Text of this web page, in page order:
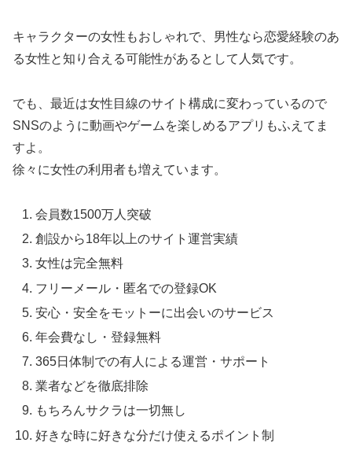
キャラクターの女性もおしゃれで、男性なら恋愛経験のあ
る女性と知り合える可能性があるとして人気です。
でも、最近は女性目線のサイト構成に変わっているので
SNSのように動画やゲームを楽しめるアプリもふえてま
すよ。
徐々に女性の利用者も増えています。
会員数1500万人突破
創設から18年以上のサイト運営実績
女性は完全無料
フリーメール・匿名での登録OK
安心・安全をモットーに出会いのサービス
年会費なし・登録無料
365日体制での有人による運営・サポート
業者などを徹底排除
もちろんサクラは一切無し
好きな時に好きな分だけ使えるポイント制